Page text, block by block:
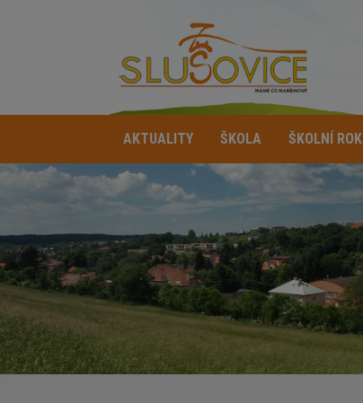
AKTUALITY ŠKOLA ŠKOLNÍ ROK